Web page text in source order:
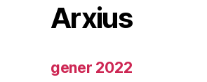
Arxius
gener 2022